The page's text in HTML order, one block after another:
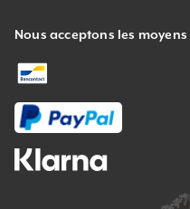
Nous acceptons les